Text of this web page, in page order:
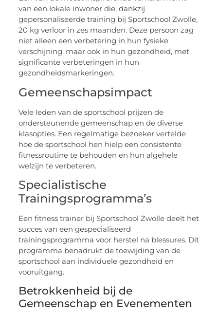
van een lokale inwoner die, dankzij
gepersonaliseerde training bij Sportschool Zwolle,
20 kg verloor in zes maanden. Deze persoon zag
niet alleen een verbetering in hun fysieke
verschijning, maar ook in hun gezondheid, met
significante verbeteringen in hun
gezondheidsmarkeringen.
Gemeenschapsimpact
Vele leden van de sportschool prijzen de
ondersteunende gemeenschap en de diverse
klasopties. Een regelmatige bezoeker vertelde
hoe de sportschool hen hielp een consistente
fitnessroutine te behouden en hun algehele
welzijn te verbeteren.
Specialistische
Trainingsprogramma’s
Een fitness trainer bij Sportschool Zwolle deelt het
succes van een gespecialiseerd
trainingsprogramma voor herstel na blessures. Dit
programma benadrukt de toewijding van de
sportschool aan individuele gezondheid en
vooruitgang.
Betrokkenheid bij de
Gemeenschap en Evenementen